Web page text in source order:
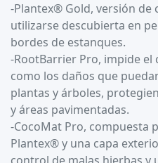
-Plantex® Gold, versión
utilizarse descubierta en
bordes de estanques.
-RootBarrier Pro, impide el
como los daños que
plantas y árboles,
y áreas pavimentadas.
-CocoMat Pro, compuesta
Plantex® y una capa